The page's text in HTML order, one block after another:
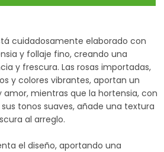
cuidadosamente elaborado con
y follaje fino, creando una
y frescura. Las rosas importadas,
y colores vibrantes, aportan un
mientras que la hortensia, con
tonos suaves, añade una textura
al arreglo.
el diseño, aportando una